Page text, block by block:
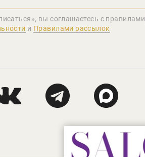
вы соглашаетеcь с правилами
и Правилами рассылок